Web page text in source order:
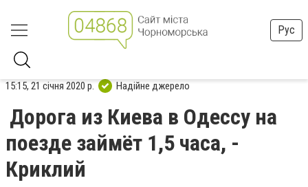
Рус
15:15, 21 січня 2020 р. Надійне джерело
Дорога из Киева в Одессу на
поезде займёт 1,5 часа, -
Криклий